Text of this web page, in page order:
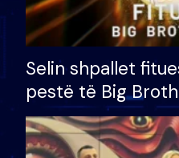
Selin shpallet
pestë të Big
çmimin e madh